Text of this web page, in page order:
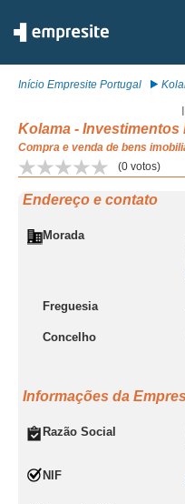
Início Empresite Portugal
Kolama - Investimentos
Compra e venda de bens
(0 votos)
Endereço e contato
Morada
Freguesia
Concelho
Informações da
Razão Social
NIF